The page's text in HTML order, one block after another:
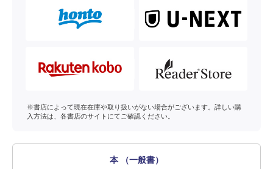
※書店によって現在在庫や取り扱いがない場合がございます。詳しい購
入方法は、各書店のサイトにてご確認ください。
本 （一般書）